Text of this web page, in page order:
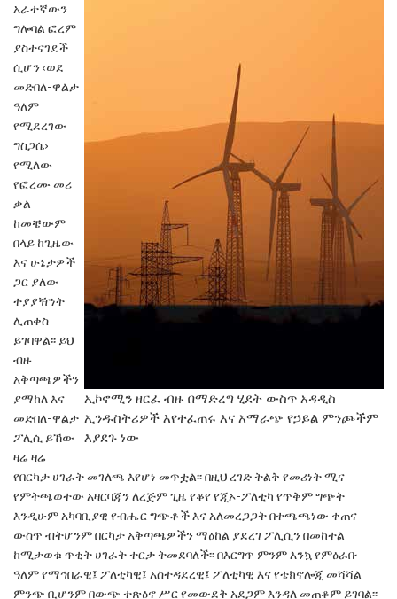
ኢኮኖሚን ዘርፈ ብዙ በማድረግ ሂደት ውስጥ አዳዲስ
ኢንዱስትሪዎች እየተፈጠሩ እና አማራጭ የኃይል ምንጮችም
እያደጉ ነው
አራተኛውን
ግሎባል ፎረም
ያስተናገደች
ሲሆን ‹ወደ
መድበለ-ዋልታ
ዓለም
የሚደረገው
ግስጋሴ›
የሚለው
የፎረሙ መሪ
ቃል
ከመቼውም
በላይ ከጊዜው
እና ሁኔታዎች
ጋር ያለው
ተያያዥነት
ሊጠቀስ
ይገባዋል፡፡ ይህ
ብዙ
አቅጣጫዎችን
ያማከለ እና
መድበለ-ዋልታ
ፖሊሲ ይኸው
ዛሬ ዛሬ
የበርካታ ሀገራትመገለጫ እየሆነ መጥቷል፡፡ በዚህ ረገድ ትልቅ የመሪነት ሚና
የምትጫወተው አዛርባጃን ለረጅም ጊዜ የቆየ የጂኦ-ፖለቲካ የጥቅም ግጭት
እንዲሁም አካባቢያዊ የብሔር ግጭቶችእና አለመረጋጋት በተጫጫነው ቀጠና
ውስጥ ብትሆንምበርካታ አቅጣጫዎችን ማዕከል ያደረገ ፖሊሲን በመከተል
ከሚታወቁ ጥቂት ሀገራት ተርታ ትመደባለች፡፡ በእርግጥ ምንም እንኳየምዕራቡ
ዓለምየማኅበራዊ፤ ፖለቲካዊ፤ አስተዳደረዊ፤ ፖለቲካዊ እና የቴክኖሎጂ መሻሻል
ምንጭ ቢሆንም በውጭ ተጽዕኖ ሥር የመውደቅ አደጋም እንዳለመጠቆም ይገባል፡፡